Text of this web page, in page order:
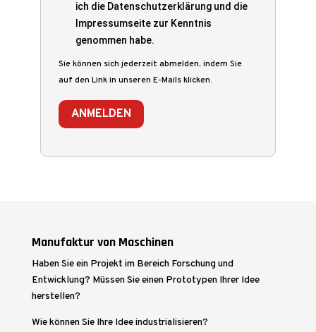
ich die Datenschutzerklärung und die
Impressumseite zur Kenntnis
genommen habe.
Sie können sich jederzeit abmelden, indem Sie
auf den Link in unseren E-Mails klicken.
ANMELDEN
Manufaktur von Maschinen
Haben Sie ein Projekt im Bereich Forschung und
Entwicklung? Müssen Sie einen Prototypen Ihrer Idee
herstellen?
Wie können Sie Ihre Idee industrialisieren?